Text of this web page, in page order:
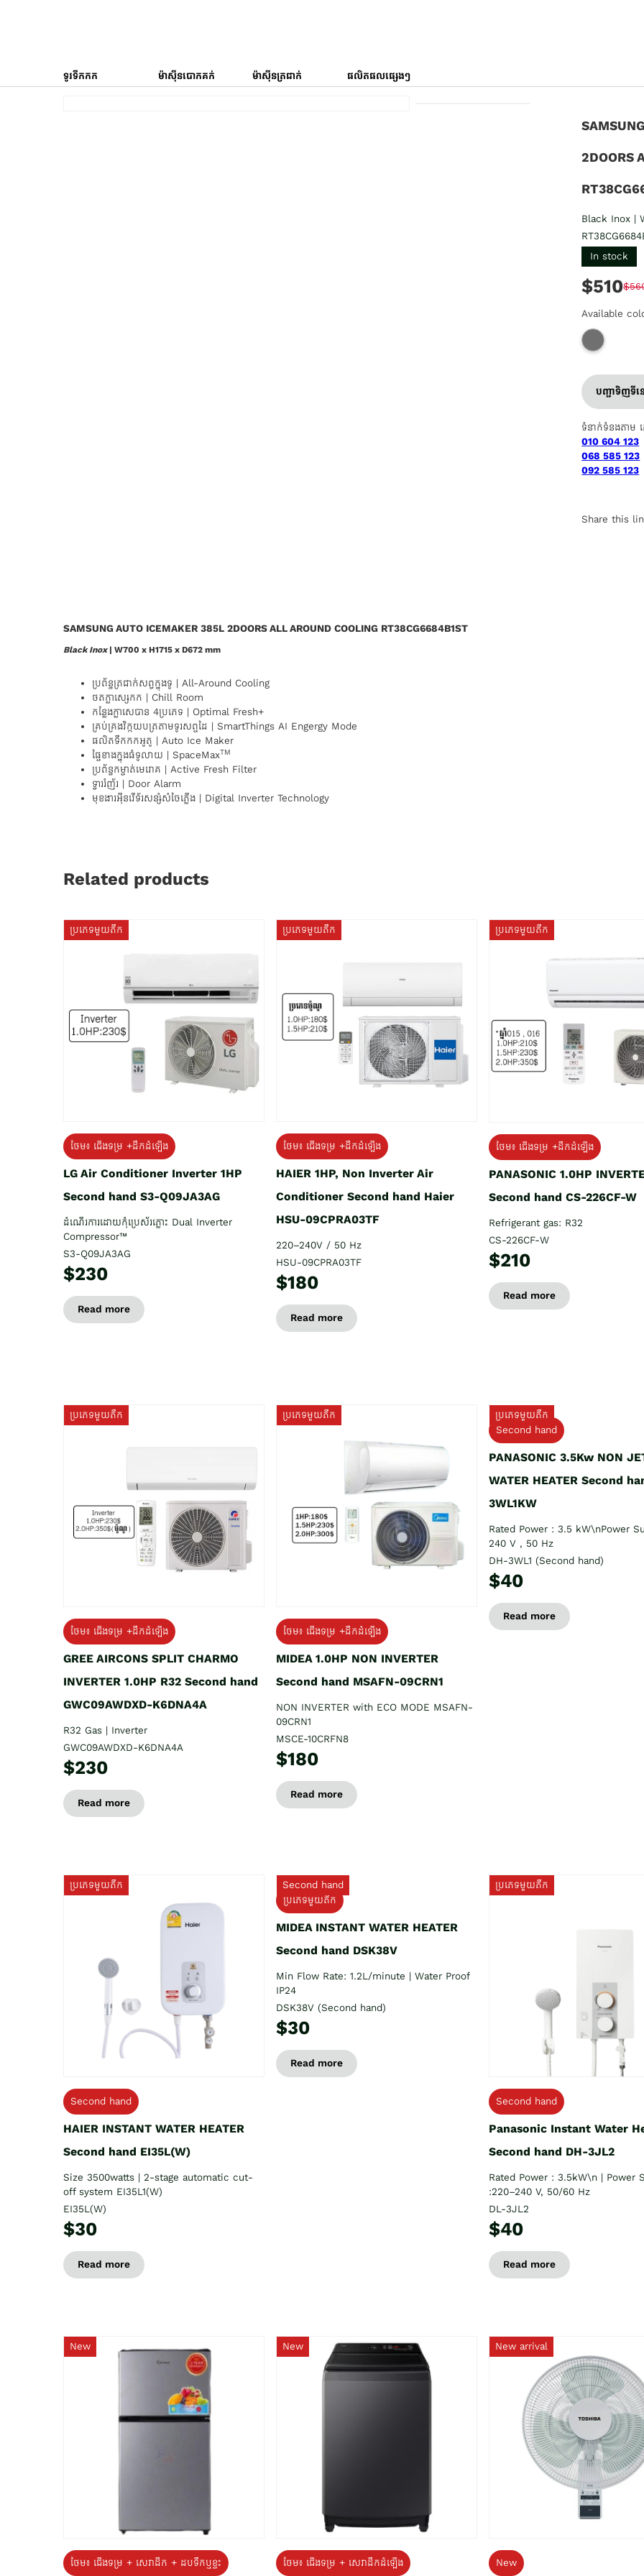
ទូរទឹកកក ម៉ាស៊ីនបោកគក់ ម៉ាស៊ីនត្រជាក់ ផលិតផលផ្សេងៗ
2DOORS
Black Inox |
In stock
$510
Available
បញ្ជាទិញទីន
ទំនាក់ទំនងតាម
010 604 123
068 585 123
092 585 123
Share this
SAMSUNG AUTO ICEMAKER 385L 2DOORS ALL AROUND COOLING RT38CG6684B1ST
Black Inox | W700 x H1715 x D672 mm
ប្រព័ន្ធត្រជាក់សព្វក្នុងទូ | All-Around Cooling
ថតក្លាសេ្សកក | Chill Room
កន្លែងក្លាសេបាន​ 4ប្រភេទ | Optimal Fresh+
គ្រប់គ្រងវិក្កយបត្រតាមទូរសព្ទដៃ | SmartThings AI Engergy Mode
ផលិតទឹកកកអូតូ | Auto Ice Maker
ផ្ទៃខាងក្នុងធំទូលាយ | SpaceMaxTM
ប្រព័ន្ធកម្ចាត់មេរោគ | Active Fresh Filter
ទ្វាររំញ័រ | Door Alarm
មុខងារអ៊ីនវើទ័រសន្សំសំចៃភ្លើង | Digital Inverter Technology
Related products
ប្រភេទមួយតឹក
ថែម៖ ជើងទម្រ +ដឹកដំឡើង
LG Air Conditioner Inverter 1HP
Second hand S3-Q09JA3AG
ដំណើរការដោយកុំប្រេស័រភ្លោះ Dual Inverter
Compressor™
S3-Q09JA3AG
$230
Read more
ប្រភេទមួយតឹក
ថែម៖ ជើងទម្រ +ដឹកដំឡើង
HAIER 1HP, Non Inverter Air
Conditioner Second hand Haier
HSU-09CPRA03TF
220–240V / 50 Hz
HSU-09CPRA03TF
$180
Read more
ប្រភេទមួយតឹក
ថែម៖ ជើងទម្រ +ដឹកដំឡើង
PANASONIC 1.0HP
Second hand CS-226CF-W
Refrigerant gas: R32
CS-226CF-W
$210
Read more
ប្រភេទមួយតឹក
ថែម៖ ជើងទម្រ +ដឹកដំឡើង
GREE AIRCONS SPLIT CHARMO
INVERTER 1.0HP R32 Second hand
GWC09AWDXD-K6DNA4A
R32 Gas | Inverter
GWC09AWDXD-K6DNA4A
$230
Read more
ប្រភេទមួយតឹក
ថែម៖ ជើងទម្រ +ដឹកដំឡើង
MIDEA 1.0HP NON INVERTER
Second hand MSAFN-09CRN1
NON INVERTER with ECO MODE MSAFN-
09CRN1
MSCE-10CRFN8
$180
Read more
ប្រភេទមួយតឹក
Second hand
PANASONIC 3.5Kw NON
WATER HEATER Second
3WL1KW
Rated Power : 3.5 kW\nPower
240 V , 50 Hz
DH-3WL1 (Second hand)
$40
Read more
ប្រភេទមួយតឹក
Second hand
HAIER INSTANT WATER HEATER
Second hand EI35L(W)
Size 3500watts | 2-stage automatic cut-
off system EI35L1(W)
EI35L(W)
$30
Read more
Second hand
ប្រភេទមួយតឹក
MIDEA INSTANT WATER HEATER
Second hand DSK38V
Min Flow Rate: 1.2L/minute | Water Proof
IP24
DSK38V (Second hand)
$30
Read more
ប្រភេទមួយតឹក
Second hand
Panasonic Instant Water
Second hand DH-3JL2
Rated Power : 3.5kW\n | Power
:220–240 V, 50/60 Hz
DL-3JL2
$40
Read more
New
ថែម៖ ជេីងទម្រ + សេវាដឹក + ដបទឹកឬខ្ទះ
New
ថែម៖ ជើងទម្រ + សេវាដឹកដំឡើង
New arrival
New